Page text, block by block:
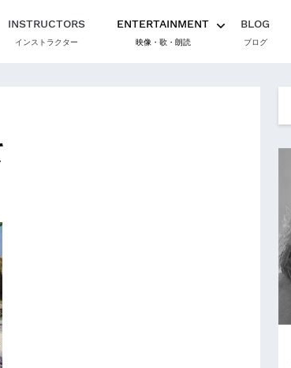
INSTRUCTORS
インストラクター
ENTERTAINMENT
映像・歌・朗読
BLOG
ブログ